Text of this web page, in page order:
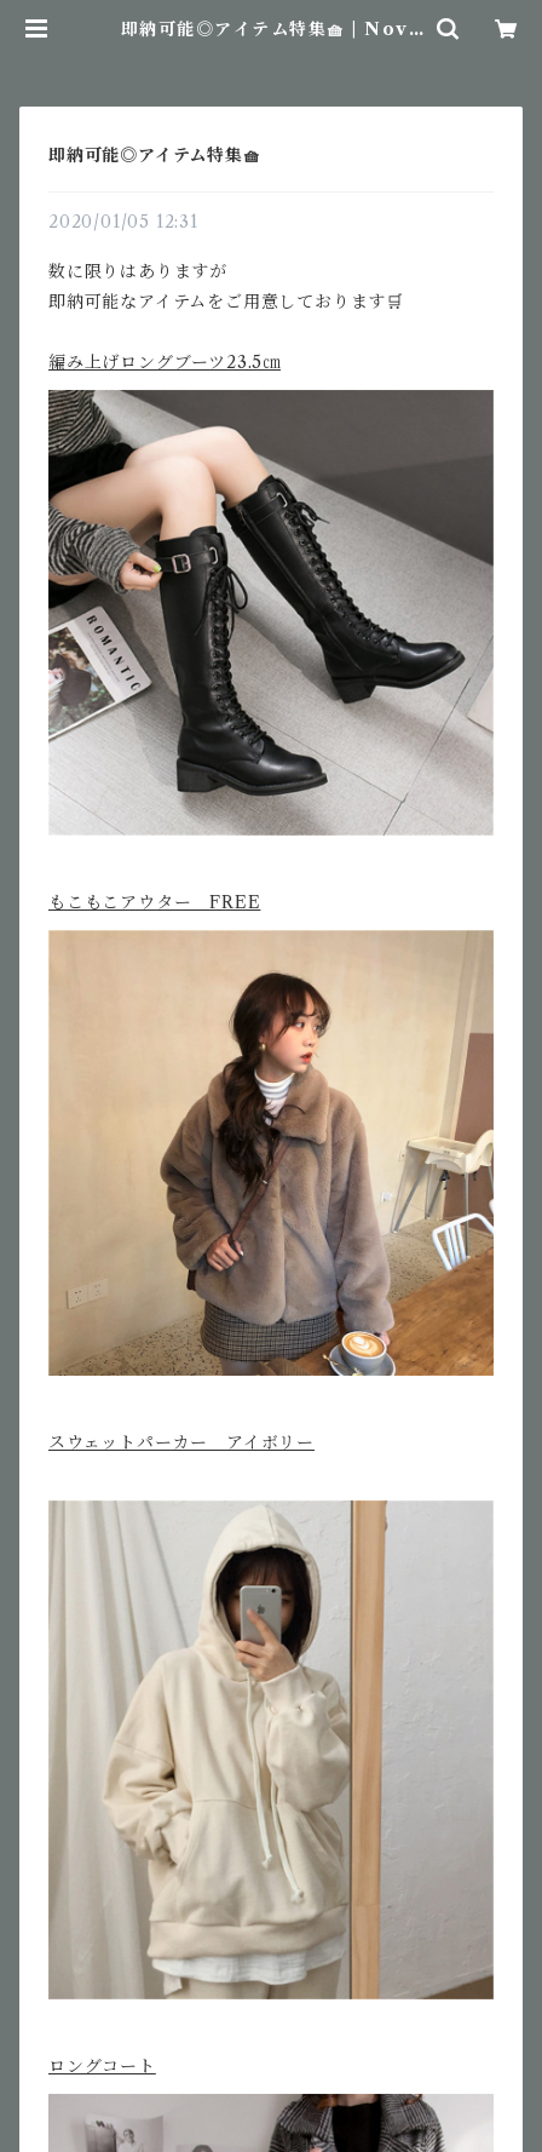
即納可能◎アイテム特集🧺 | Nove
即納可能◎アイテム特集🧺
2020/01/05 12:31
数に限りはありますが
即納可能なアイテムをご用意しております🛒
編み上げロングブーツ23.5㎝
もこもこアウター FREE
スウェットパーカー アイボリー
ロングコート